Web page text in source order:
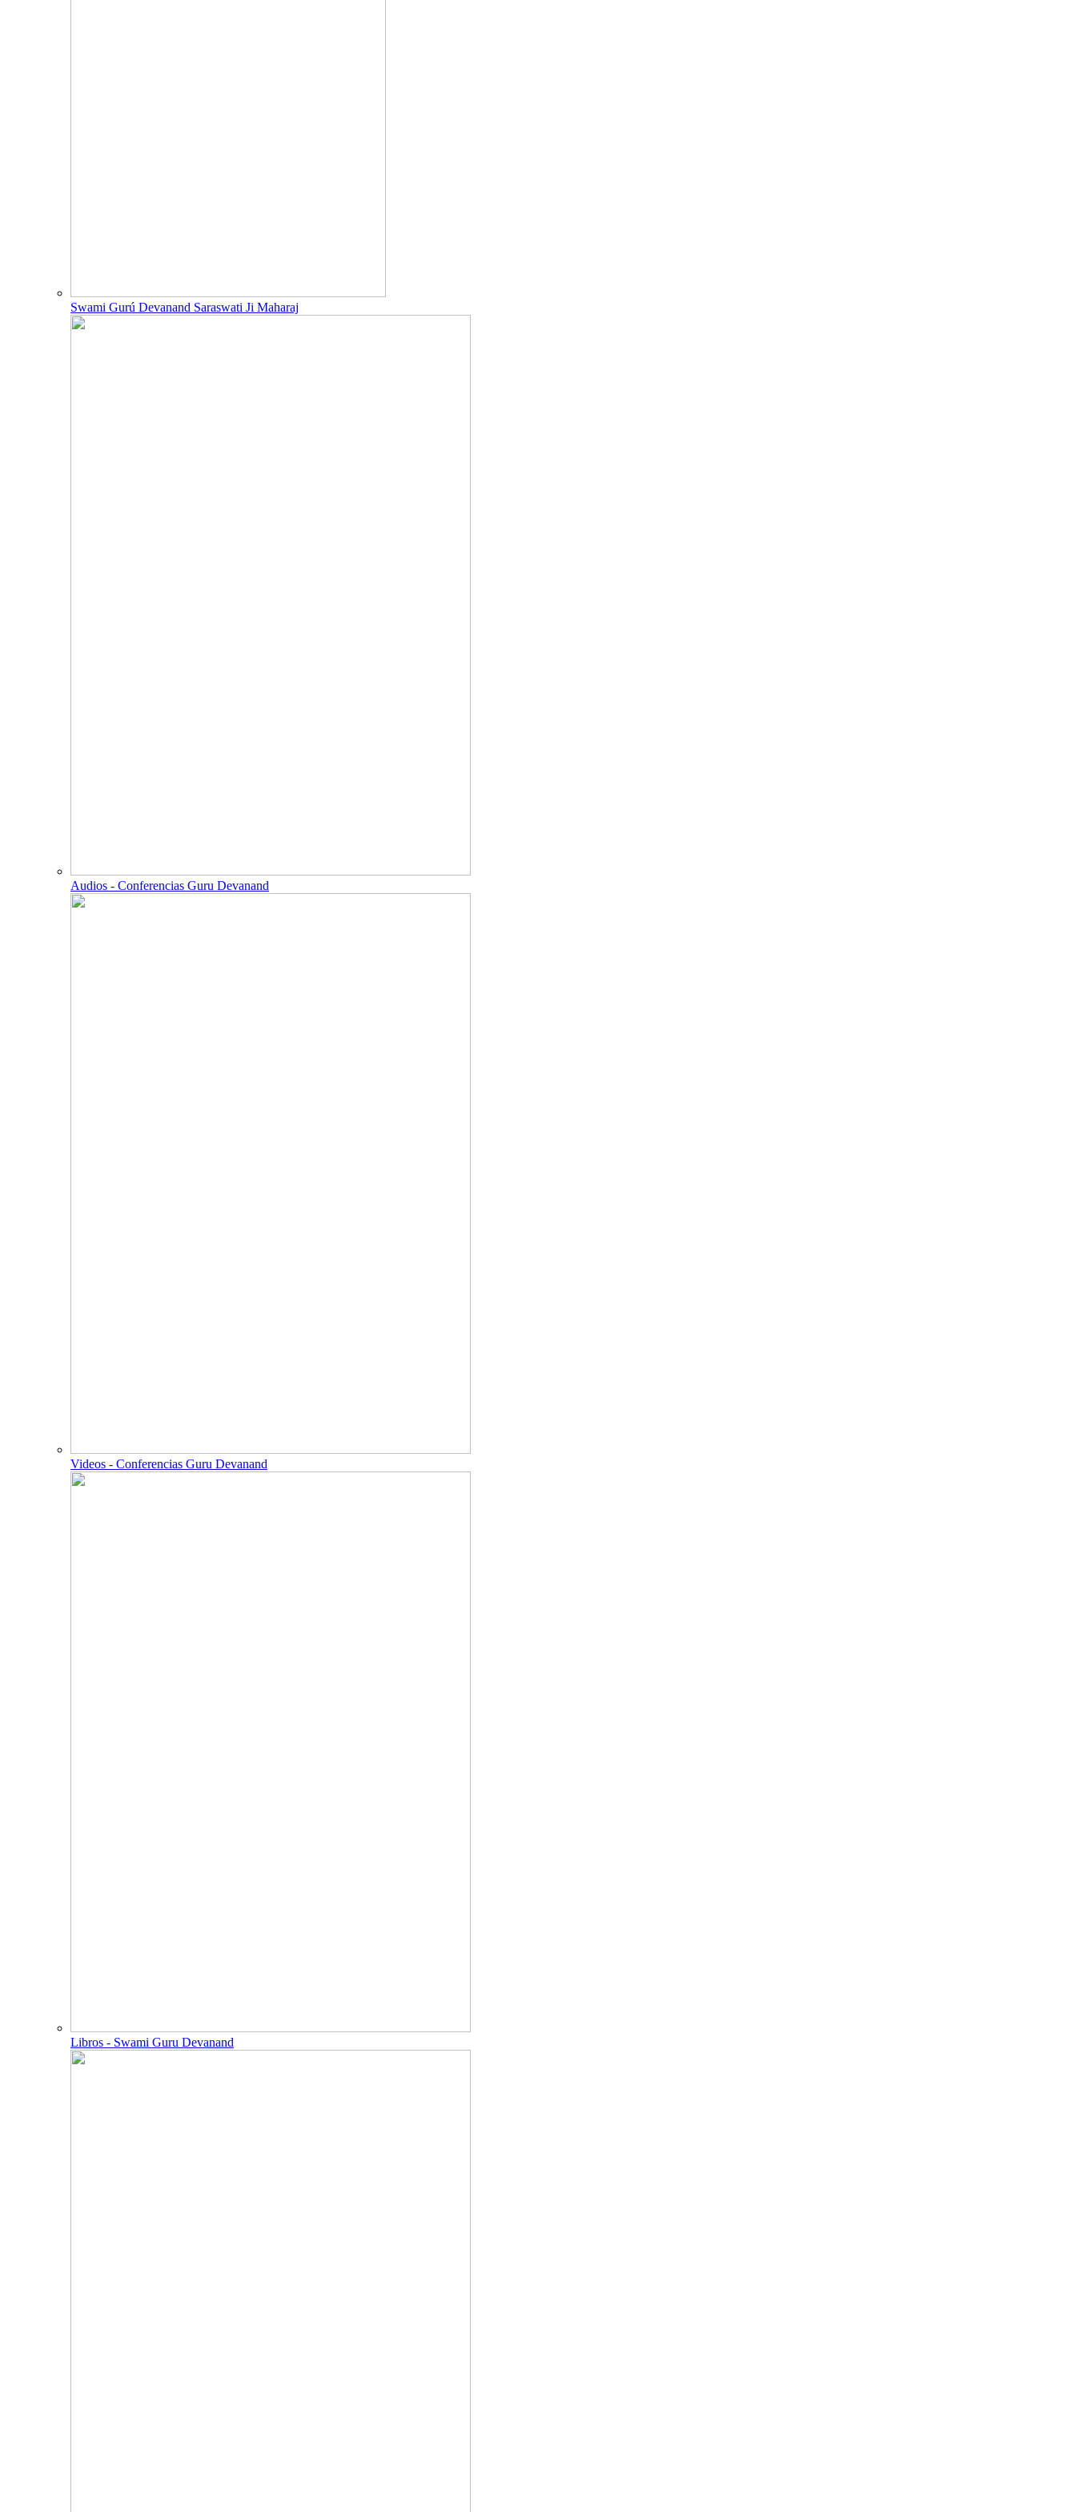
Swami Gurú Devanand Saraswati Ji Maharaj
Audios - Conferencias Guru Devanand
Videos - Conferencias Guru Devanand
Libros - Swami Guru Devanand